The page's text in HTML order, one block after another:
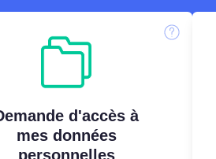
Consentement
Obtenir le
Création d'une
réglementation
d'accès à
mes données
personnelles